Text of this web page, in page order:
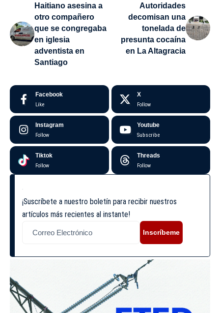
Haitiano asesina a
otro compañero
que se congregaba
en iglesia
adventista en
Santiago
Autoridades
decomisan una
tonelada de
presunta cocaína
en La Altagracia
Facebook
Like
X
Follow
Instagram
Follow
Youtube
Subscribe
Tiktok
Follow
Threads
Follow
¡Suscríbete a nuestro boletín para recibir nuestros
artículos más recientes al instante!
Inscríbeme